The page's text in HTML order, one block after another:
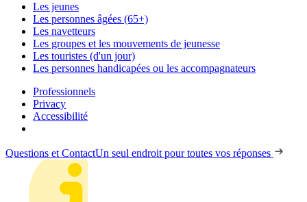
Les jeunes
Les personnes âgées (65+)
Les navetteurs
Les groupes et les mouvements de jeunesse
Les touristes (d'un jour)
Les personnes handicapées ou les accompagnateurs
Professionnels
Privacy
Accessibilité
Questions et ContactUn seul endroit pour toutes vos réponses